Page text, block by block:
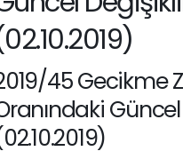
45 Gecikme